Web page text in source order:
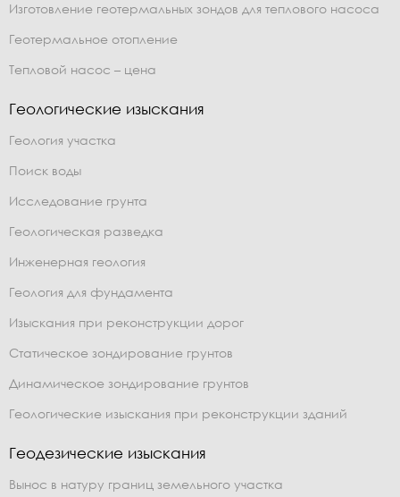
Изготовление геотермальных зондов для теплового насоса
Геотермальное отопление
Тепловой насос – цена
Геологические изыскания
Геология участка
Поиск воды
Исследование грунта
Геологическая разведка
Инженерная геология
Геология для фундамента
Изыскания при реконструкции дорог
Статическое зондирование грунтов
Динамическое зондирование грунтов
Геологические изыскания при реконструкции зданий
Геодезические изыскания
Вынос в натуру границ земельного участка